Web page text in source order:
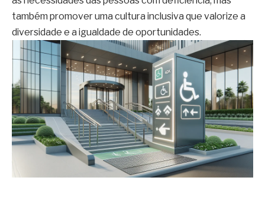
também promover uma cultura inclusiva que valorize a
diversidade e a igualdade de oportunidades.